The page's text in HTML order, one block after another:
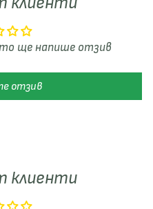
ще напише отзив
отзив
клиенти